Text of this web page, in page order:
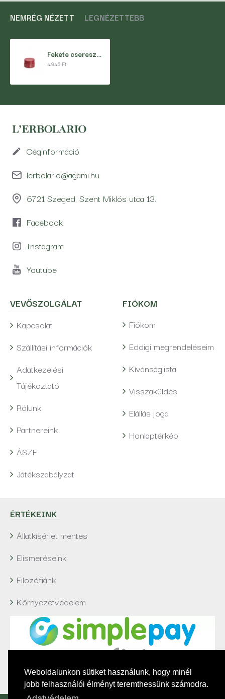
Weboldalunkon sütiket használunk, hogy minél
jobb felhasználói élményt teremthessünk számodra.
NEMRÉG NÉZETT LEGNÉZETTEBB
Fekete cseresznye ajakápoló és arcpirosító
4.945 Ft
Céginformáció
lerbolario@agami.hu
6721 Szeged, Szent Miklós utca 13.
Facebook
Instagram
Youtube
VEVŐSZOLGÁLAT
Kapcsolat
Szállítási információk
Adatkezelési
Tájékoztató
Rólunk
Partnereink
ÁSZF
Játékszabályzat
FIÓKOM
Fiókom
Eddigi megrendeléseim
Kívánságlista
Visszaküldés
Elállás joga
Honlaptérkép
ÉRTÉKEINK
Állatkísérlet mentes
Elismeréseink
Filozófiánk
Környezetvédelem